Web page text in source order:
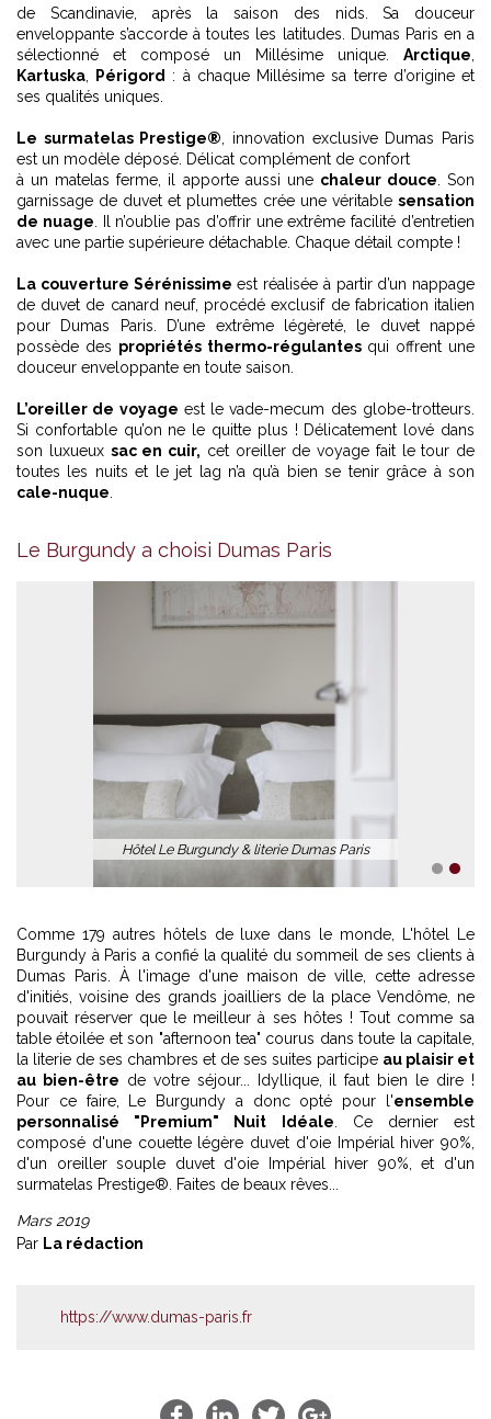
de Scandinavie, après la saison des nids. Sa douceur
enveloppante s’accorde à toutes les latitudes. Dumas Paris en a
sélectionné et composé un Millésime unique. Arctique,
Kartuska, Périgord : à chaque Millésime sa terre d’origine et
ses qualités uniques.
Le surmatelas Prestige®, innovation exclusive Dumas Paris
est un modèle déposé. Délicat complément de confort
à un matelas ferme, il apporte aussi une chaleur douce. Son
garnissage de duvet et plumettes crée une véritable sensation
de nuage. Il n’oublie pas d’offrir une extrême facilité d’entretien
avec une partie supérieure détachable. Chaque détail compte !
La couverture Sérénissime est réalisée à partir d’un nappage
de duvet de canard neuf, procédé exclusif de fabrication italien
pour Dumas Paris. D’une extrême légèreté, le duvet nappé
possède des propriétés thermo-régulantesqui offrent une
douceur enveloppante en toute saison.
L’oreiller de voyage est le vade-mecum des globe-trotteurs.
Si confortable qu’on ne le quitte plus ! Délicatement lové dans
son luxueux sac en cuir, cet oreiller de voyage fait le tour de
toutes les nuits et le jet lag n’a qu’à bien se tenir grâce à son
cale-nuque.
Le Burgundy a choisi Dumas Paris
Hôtel Le Burgundy & literie Dumas Paris
Comme 179 autres hôtels de luxe dans le monde, L'hôtel Le
Burgundy à Paris a confié la qualité du sommeil de ses clients à
Dumas Paris. À l'image d'une maison de ville, cette adresse
d'initiés, voisine des grands joailliers de la place Vendôme, ne
pouvait réserver que le meilleur à ses hôtes ! Tout comme sa
table étoilée et son "afternoon tea" courus dans toute la capitale,
la literie de ses chambres et de ses suites participe au plaisir et
au bien-être de votre séjour... Idyllique, il faut bien le dire !
Pour ce faire, Le Burgundy a donc opté pour l'ensemble
personnalisé "Premium" Nuit Idéale . Ce dernier est
composé d'une couette légère duvet d'oie Impérial hiver 90%,
d'un oreiller souple duvet d'oie Impérial hiver 90%, et d'un
surmatelas Prestige®. Faites de beaux rêves...
Mars 2019
Par La rédaction
https://www.dumas-paris.fr